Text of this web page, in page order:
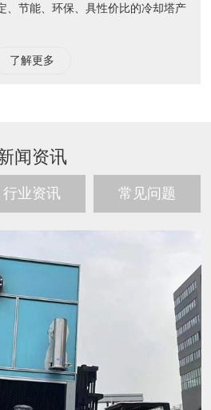
、节能、环保、具性价比的冷却塔产
了解更多
闻资讯
行业资讯 常见问题